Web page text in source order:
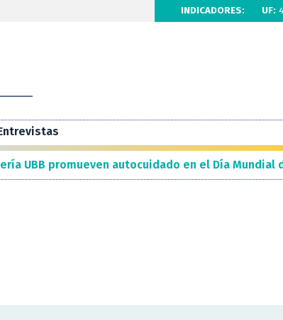
INDICADORES: UF:
UBB promueven autocuidado en el Día Mundial